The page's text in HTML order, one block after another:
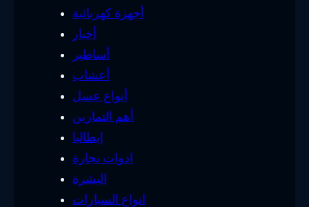
أجهزة كهربائية
أخبار
أساطير
أعشاب
أنواع عسل
أهم التمارين
إيطاليا
ادوات نجارة
البشرة
انواع السيارات